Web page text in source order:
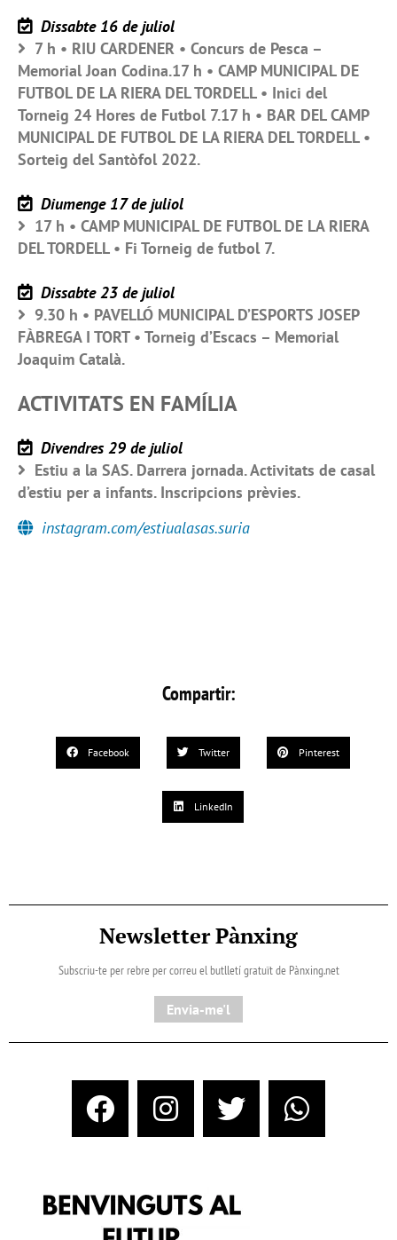
Dissabte 16 de juliol
7 h • RIU CARDENER • Concurs de Pesca –
Memorial Joan Codina.17 h • CAMP MUNICIPAL DE
FUTBOL DE LA RIERA DEL TORDELL • Inici del
Torneig 24 Hores de Futbol 7.17 h • BAR DEL CAMP
MUNICIPAL DE FUTBOL DE LA RIERA DEL TORDELL •
Sorteig del Santòfol 2022.
Diumenge 17 de juliol
17 h • CAMP MUNICIPAL DE FUTBOL DE LA RIERA
DEL TORDELL • Fi Torneig de futbol 7.
Dissabte 23 de juliol
9.30 h • PAVELLÓ MUNICIPAL D’ESPORTS JOSEP
FÀBREGA I TORT • Torneig d’Escacs – Memorial
Joaquim Català.
ACTIVITATS EN FAMÍLIA
Divendres 29 de juliol
Estiu a la SAS. Darrera jornada. Activitats de casal
d’estiu per a infants. Inscripcions prèvies.
instagram.com/estiualasas.suria
Compartir:
Facebook Twitter Pinterest
LinkedIn
Newsletter Pànxing
Subscriu-te per rebre per correu el butlletí gratuït de Pànxing.net​
Envia-me'l